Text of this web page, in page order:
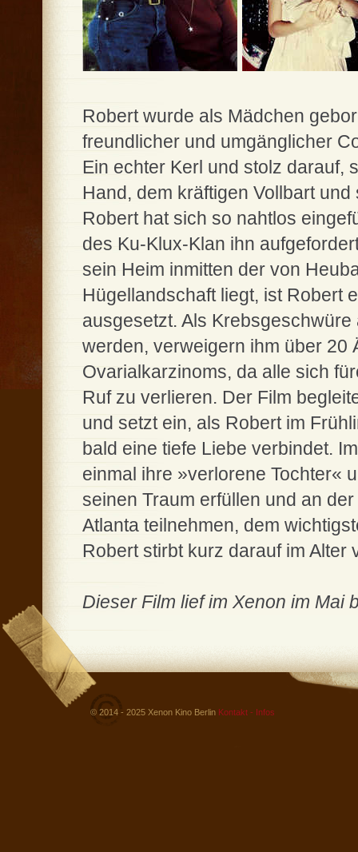
Robert wurde als Mädchen
freundlicher und umgänglicher
Ein echter Kerl und stolz darauf,
Hand, dem kräftigen Vollbart
Robert hat sich so nahtlos
des Ku-Klux-Klan ihn
sein Heim inmitten der von
Hügellandschaft liegt, ist Robert
ausgesetzt. Als
werden, verweigern ihm über 20
Ovarialkarzinoms, da alle sich
Ruf zu verlieren. Der Film
und setzt ein, als Robert im
bald eine tiefe Liebe verbindet.
einmal ihre »verlorene Tochter«
seinen Traum erfüllen und an
Atlanta teilnehmen, dem
Robert stirbt kurz darauf im
Dieser Film lief im Xenon im Mai
© 2014 - 2025 Xenon Kino Berlin Kontakt - Infos